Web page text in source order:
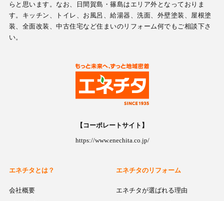
らと思います。なお、日間賀島・篠島はエリア外となっておりま
す。キッチン、トイレ、お風呂、給湯器、洗面、外壁塗装、屋根塗
装、全面改装、中古住宅など住まいのリフォーム何でもご相談下さ
い。
【コーポレートサイト】
https://www.enechita.co.jp/
エネチタとは？
会社概要
エネチタのリフォーム
エネチタが選ばれる理由